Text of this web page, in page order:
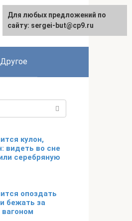
Другое
кулон,
видеть во сне
серебряную
опоздать
бежать за
Для любых предложений по
сайту: sergei-but@cp9.ru